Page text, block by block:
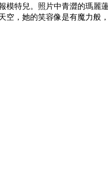
模特兒。照片中青澀的瑪麗
，她的笑容像是有魔力般